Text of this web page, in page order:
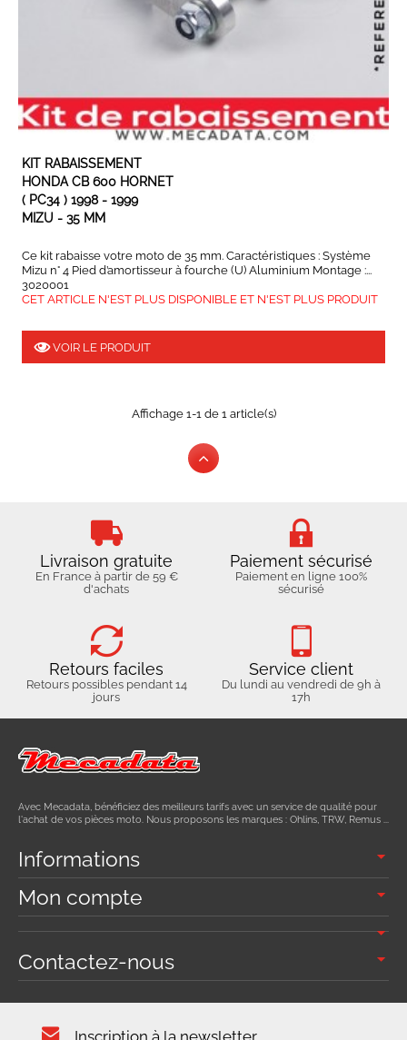
KIT RABAISSEMENT
HONDA CB 600 HORNET
( PC34 ) 1998 - 1999
MIZU - 35 MM
Ce kit rabaisse votre moto de 35 mm. Caractéristiques : Système
Mizu n° 4 Pied d’amortisseur à fourche (U) Aluminium Montage :...
3020001
CET ARTICLE N'EST PLUS DISPONIBLE ET N'EST PLUS PRODUIT
VOIR LE PRODUIT
Affichage 1-1 de 1 article(s)
Livraison gratuite
En France à partir de 59 €
d'achats
Paiement sécurisé
Paiement en ligne 100%
sécurisé
Retours faciles
Retours possibles pendant 14
jours
Service client
Du lundi au vendredi de 9h à
17h
Avec Mecadata, bénéficiez des meilleurs tarifs avec un service de qualité pour
l'achat de vos pièces moto. Nous proposons les marques : Ohlins, TRW, Remus ...
Informations
Mon compte
Contactez-nous